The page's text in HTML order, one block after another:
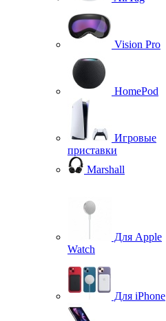
Vision Pro
HomePod
Игровые
приставки
Marshall
Для Apple
Watch
Для iPhone